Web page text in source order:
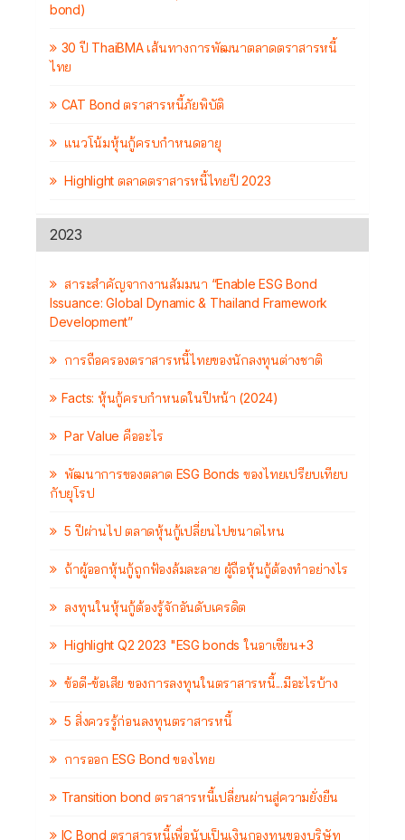
bond)
30 ปี ThaiBMA เส้นทางการพัฒนาตลาดตราสารหนี้
ไทย
CAT Bond ตราสารหนี้ภัยพิบัติ
แนวโน้มหุ้นกู้ครบกำหนดอายุ
Highlight ตลาดตราสารหนี้ไทยปี 2023
2023
สาระสำคัญจากงานสัมมนา “Enable ESG Bond
Issuance: Global Dynamic & Thailand Framework
Development”
การถือครองตราสารหนี้ไทยของนักลงทุนต่างชาติ
Facts: หุ้นกู้ครบกำหนดในปีหน้า (2024)
Par Value คืออะไร
พัฒนาการของตลาด ESG Bonds ของไทยเปรียบเทียบ
กับยุโรป
5 ปีผ่านไป ตลาดหุ้นกู้เปลี่ยนไปขนาดไหน
ถ้าผู้ออกหุ้นกู้ถูกฟ้องล้มละลาย ผู้ถือหุ้นกู้ต้องทำอย่างไร
ลงทุนในหุ้นกู้ต้องรู้จักอันดับเครดิต
Highlight Q2 2023 "ESG bonds ในอาเซียน+3
ข้อดี-ข้อเสีย ของการลงทุนในตราสารหนี้...มีอะไรบ้าง
5 สิ่งควรรู้ก่อนลงทุนตราสารหนี้
การออก ESG Bond ของไทย
Transition bond ตราสารหนี้เปลี่ยนผ่านสู่ความยั่งยืน
IC Bond ตราสารหนี้เพื่อนับเป็นเงินกองทุนของบริษัท